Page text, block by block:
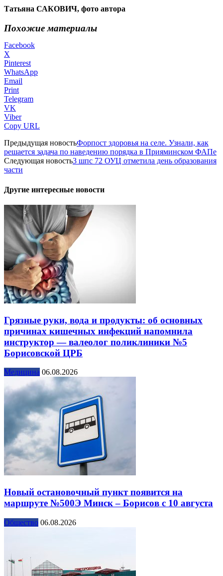
Татьяна САКОВИЧ, фото автора
Похожие материалы
Facebook
X
Pinterest
WhatsApp
Email
Print
Telegram
VK
Viber
Copy URL
Предыдущая новостьФорпост здоровья на селе. Узнали, как
решается задача по наведению порядка в Прияминском ФАПе
Следующая новость3 шпс 72 ОУЦ отметила день образования
части
Другие интересные новости
Грязные руки, вода и продукты: об основных
причинах кишечных инфекций напомнила
инструктор — валеолог поликлиники №5
Борисовской ЦРБ
Медицина 06.08.2026
Новый остановочный пункт появится на
маршруте №500Э Минск – Борисов с 10 августа
Общество 06.08.2026